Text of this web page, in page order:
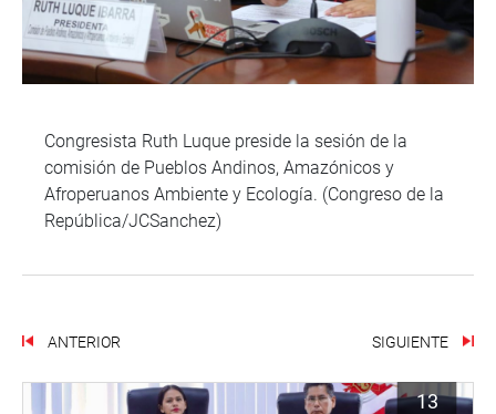
Congresista Ruth Luque preside la sesión de la
comisión de Pueblos Andinos, Amazónicos y
Afroperuanos Ambiente y Ecología. (Congreso de la
República/JCSanchez)
ANTERIOR SIGUIENTE
13